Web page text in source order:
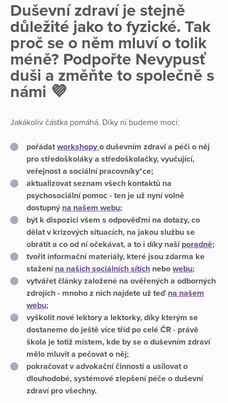
Duševní zdraví je stejně
důležité jako to fyzické. Tak
proč se o něm mluví o tolik
méně? Podpořte Nevypusť
duši a změňte to společně s
námi 💜
Jakákoliv částka pomáhá. Díky ní budeme moci:
pořádat workshopy o duševním zdraví a péči o něj
pro středoškoláky a středoškolačky, vyučující,
veřejnost a sociální pracovníky*ce;
aktualizovat seznam všech kontaktů na
psychosociální pomoc - ten je už nyní volně
dostupný na našem webu;
být k dispozici všem s odpověďmi na dotazy, co
dělat v krizových situacích, na jakou službu se
obrátit a co od ní očekávat, a to i díky naší poradně;
tvořit informační materiály, které jsou zdarma ke
stažení na našich sociálních sítích nebo webu;
vytvářet články založené na ověřených a odborných
zdrojích - mnoho z nich najdete už teď na našem
webu;
vyškolit nové lektory a lektorky, díky kterým se
dostaneme do ještě více tříd po celé ČR - právě
škola je totiž místem, kde by se o duševním zdraví
mělo mluvit a pečovat o něj;
pokračovat v advokační činnosti a usilovat o
dlouhodobé, systémové zlepšení péče o duševní
zdraví pro všechny.